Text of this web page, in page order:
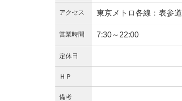
アクセス 東京メトロ各線：表参道
営業時間 7:30～22:00
定休日
ＨＰ
備考